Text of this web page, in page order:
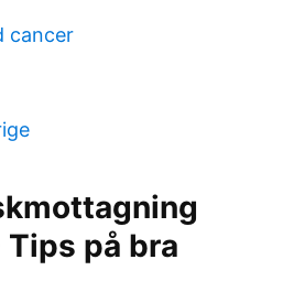
cancer
på bra